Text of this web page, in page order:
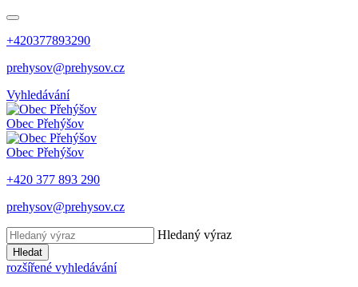
+420377893290
prehysov@prehysov.cz
Vyhledávání
Obec Přehýšov
Obec Přehýšov
+420 377 893 290
prehysov@prehysov.cz
Hledaný výraz
Hledat
rozšířené vyhledávání